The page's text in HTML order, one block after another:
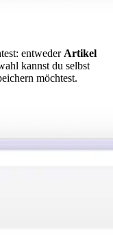
entweder Artikel
kannst du selbst
möchtest.